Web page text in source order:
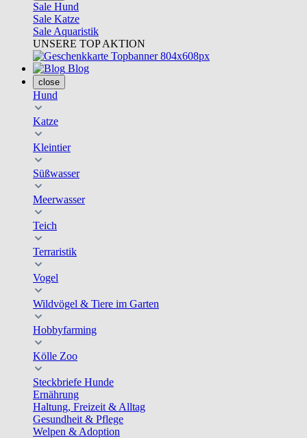
Sale Hund
Sale Katze
Sale Aquaristik
UNSERE TOP AKTION
Blog
close
Hund
Katze
Kleintier
Süßwasser
Meerwasser
Teich
Terraristik
Vogel
Wildvögel & Tiere im Garten
Hobbyfarming
Kölle Zoo
Steckbriefe Hunde
Ernährung
Haltung, Freizeit & Alltag
Gesundheit & Pflege
Welpen & Adoption